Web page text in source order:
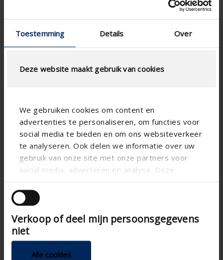
Toestemming Details Over
Deze website maakt gebruik van cookies
We gebruiken cookies om content en
advertenties te personaliseren, om functies voor
social media te bieden en om ons websiteverkeer
te analyseren. Ook delen we informatie over uw
gebruik van onze site met onze partners voor
social media, adverteren en analyse. Deze
andere informatie die u aan ze heeft verstrekt of
die ze hebben verzameld op basis van uw gebruik
van hun services.
Verkoop of deel mijn persoonsgegevens
niet
Alle cookies